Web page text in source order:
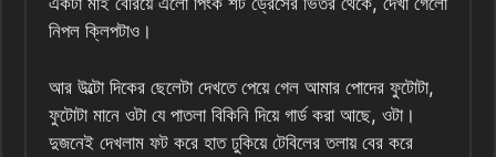
নিপল ক্লিপটাও।
আর উল্টো দিকের ছেলেটা দেখতে পেয়ে গেল আমার পোদের ফুটোটা,
ফুটোটা মানে ওটা যে পাতলা বিকিনি দিয়ে গার্ড করা আছে, ওটা।
দুজনেই দেখলাম ফট করে হাত ঢুকিয়ে টেবিলের তলায় বের করে